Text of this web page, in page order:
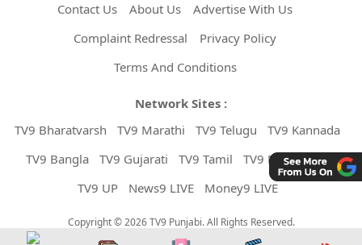
Contact Us About Us
Advertise With Us
Complaint Redressal
Privacy Policy
Terms And Conditions
Network Sites :
TV9 Bharatvarsh
TV9 Marathi TV9 Telugu
TV9 Kannada
TV9 Bangla
TV9 Gujarati TV9 Tamil
TV9 Malayalam
TV9 UP
News9 LIVE Money9 LIVE
Copyright © 2026 TV9 Punjabi. All Rights Reserved.